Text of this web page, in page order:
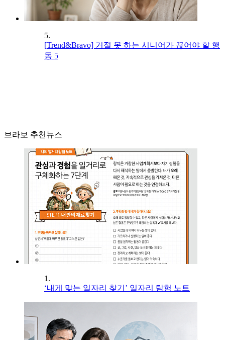
5.
[Trend&Bravo] 거절 못 하는 시니어가 끊어야 할 행
동 5
브라보 추천뉴스
1.
‘내게 맞는 일자리 찾기’ 일자리 탐험 노트